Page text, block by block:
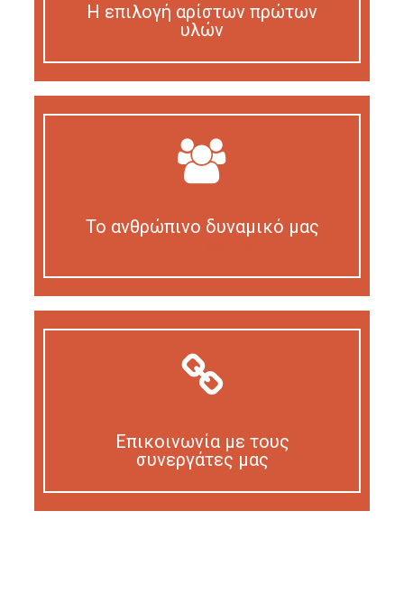
Η επιλογή αρίστων πρώτων
υλών
Το ανθρώπινο δυναμικό μας
Επικοινωνία με τους
συνεργάτες μας